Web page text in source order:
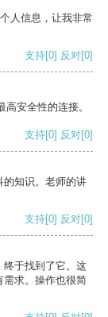
人信息，让我非常
支持[0] 反对[0]
安全性的连接。
支持[0] 反对[0]
的知识。老师的讲
支持[0] 反对[0]
终于找到了它。这
需求。操作也很简